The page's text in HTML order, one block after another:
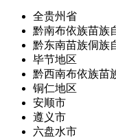
全贵州省
黔南布依族苗族
黔东南苗族侗族
毕节地区
黔西南布依族苗
铜仁地区
安顺市
遵义市
六盘水市